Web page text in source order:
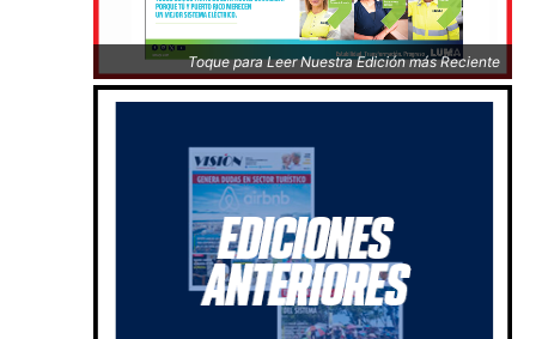
Toque para Leer Nuestra Edición más Reciente